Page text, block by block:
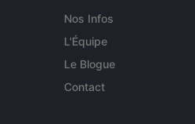
Nos Infos
L'Équipe
Le Blogue
Contact